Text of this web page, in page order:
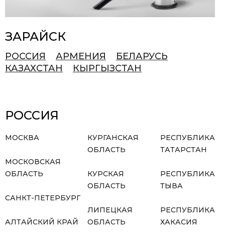
ЗАРАЙСК
РОССИЯ АРМЕНИЯ
БЕЛАРУСЬ
КАЗАХСТАН
КЫРГЫЗСТАН
РОССИЯ
МОСКВА
МОСКОВСКАЯ
ОБЛАСТЬ
САНКТ-ПЕТЕРБУРГ
АЛТАЙСКИЙ КРАЙ
КУРГАНСКАЯ
ОБЛАСТЬ
КУРСКАЯ
ОБЛАСТЬ
ЛИПЕЦКАЯ
ОБЛАСТЬ
РЕСПУБЛИКА
ТАТАРСТАН
РЕСПУБЛИКА
ТЫВА
РЕСПУБЛИКА
ХАКАСИЯ